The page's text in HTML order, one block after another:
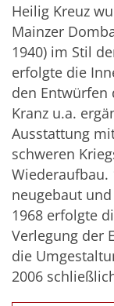
Heilig Kreuz
Mainzer
1940) im Stil
erfolgte die
den Entwürfen
Kranz u.a.
Ausstattung
schweren
Wiederaufbau.
neugebaut
1968 erfolgte
Verlegung der
die
2006